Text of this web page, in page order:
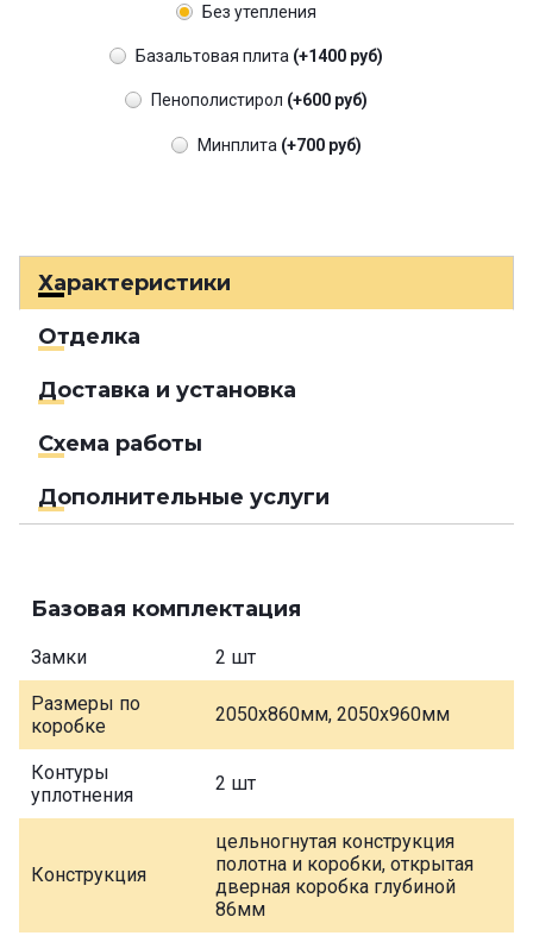
Без утепления
Базальтовая плита (+1400 руб)
Пенополистирол (+600 руб)
Минплита (+700 руб)
Характеристики
Отделка
Доставка и установка
Схема работы
Дополнительные услуги
Базовая комплектация
Замки 2 шт
Размеры по
коробке
2050х860мм, 2050х960мм
Контуры
уплотнения
2 шт
Конструкция
цельногнутая конструкция
полотна и коробки, открытая
дверная коробка глубиной
86мм